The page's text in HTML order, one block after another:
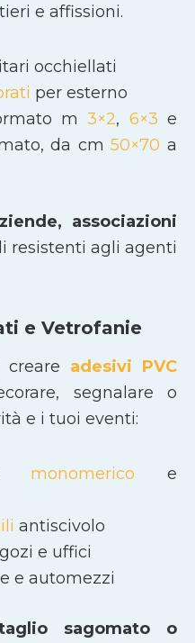
e affissioni.
occhiellati
per esterno
m3×2, 6×3 e
da cm50×70 a
associazioni
resistenti agli agenti
e Vetrofanie
adesivi PVC
segnalare o
e i tuoi eventi:
monomerico e
antiscivolo
e uffici
e automezzi
sagomato
o